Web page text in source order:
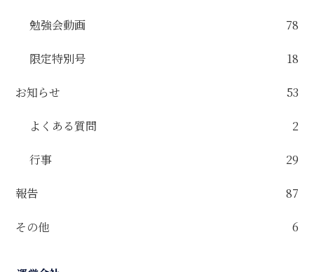
勉強会動画 78
限定特別号 18
お知らせ 53
よくある質問 2
行事 29
報告 87
その他 6